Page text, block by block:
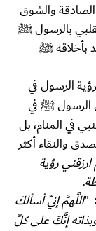
الصادقة والشوق
بالرسول ﷺ
بأخلاقه ﷺ
الرسول في
الرسول ﷺ في
في المنام، بل
والنقاء أكثر
ارزقني رؤية
.
"اللَّهمَّ إنّي أسألكَ
إنَّكَ على كلِّ